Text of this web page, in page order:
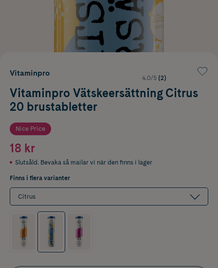
Vitaminpro
4.0/5 (2)
Vitaminpro Vätskeersättning Citrus
20 brustabletter
Nice Price
18 kr
Slutsåld. Bevaka så mailar vi när den finns i lager
Finns i flera varianter
Citrus